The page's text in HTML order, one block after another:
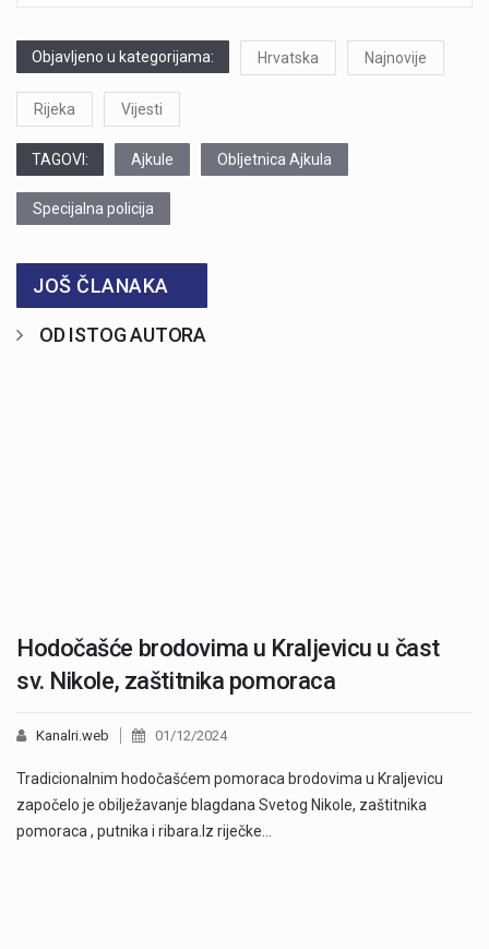
Objavljeno u kategorijama: Hrvatska Najnovije
Rijeka Vijesti
TAGOVI: Ajkule Obljetnica Ajkula
Specijalna policija
JOŠ ČLANAKA
OD ISTOG AUTORA
Hodočašće brodovima u Kraljevicu u čast
sv. Nikole, zaštitnika pomoraca
Kanalri.web 01/12/2024
Tradicionalnim hodočašćem pomoraca brodovima u Kraljevicu
započelo je obilježavanje blagdana Svetog Nikole, zaštitnika
pomoraca , putnika i ribara.Iz riječke…